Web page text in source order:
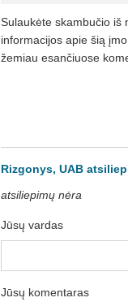
Sulaukėte skambučio iš
informacijos apie šią
žemiau esančiuose
Rizgonys, UAB
atsiliepimų nėra
Jūsų vardas
Jūsų komentaras